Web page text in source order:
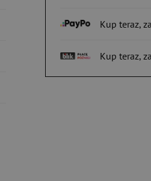
Kup teraz,
Kup teraz,